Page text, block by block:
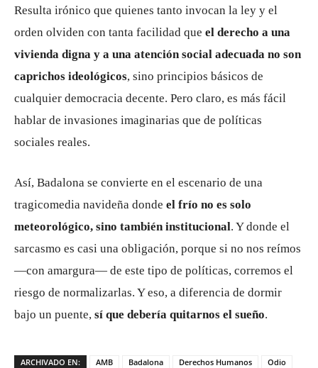
Resulta irónico que quienes tanto invocan la ley y el
orden olviden con tanta facilidad que el derecho a una
vivienda digna y a una atención social adecuada no son
caprichos ideológicos, sino principios básicos de
cualquier democracia decente. Pero claro, es más fácil
hablar de invasiones imaginarias que de políticas
sociales reales.
Así, Badalona se convierte en el escenario de una
tragicomedia navideña donde el frío no es solo
meteorológico, sino también institucional. Y donde el
sarcasmo es casi una obligación, porque si no nos reímos
—con amargura— de este tipo de políticas, corremos el
riesgo de normalizarlas. Y eso, a diferencia de dormir
bajo un puente, sí que debería quitarnos el sueño.
ARCHIVADO EN: AMB Badalona Derechos Humanos
Odio